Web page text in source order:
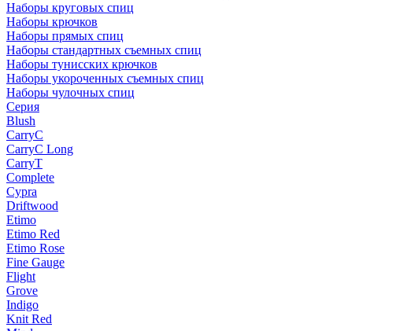
Наборы круговых спиц
Наборы крючков
Наборы прямых спиц
Наборы стандартных съемных спиц
Наборы тунисских крючков
Наборы укороченных съемных спиц
Наборы чулочных спиц
Серия
Blush
CarryC
CarryC Long
CarryT
Complete
Cypra
Driftwood
Etimo
Etimo Red
Etimo Rose
Fine Gauge
Flight
Grove
Indigo
Knit Red